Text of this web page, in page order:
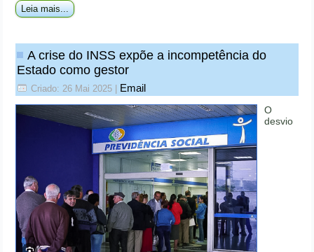
Leia mais...
A crise do INSS expõe a incompetência do
Estado como gestor
Criado: 26 Mai 2025 Email
O
desvio